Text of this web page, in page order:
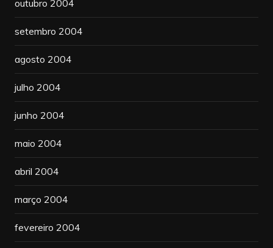
outubro 2004
setembro 2004
agosto 2004
julho 2004
junho 2004
maio 2004
abril 2004
março 2004
fevereiro 2004